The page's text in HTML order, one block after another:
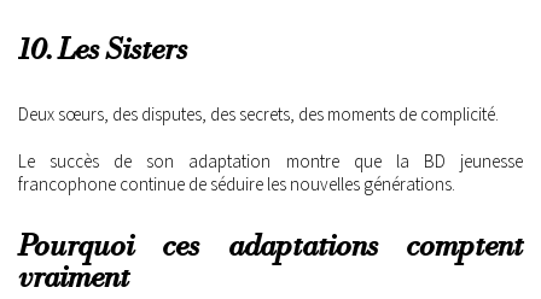
10. Les Sisters
Deux sœurs, des disputes, des secrets, des moments de complicité.
Le succès de son adaptation montre que la BD jeunesse
francophone continue de séduire les nouvelles générations.
Pourquoi ces adaptations comptent
vraiment